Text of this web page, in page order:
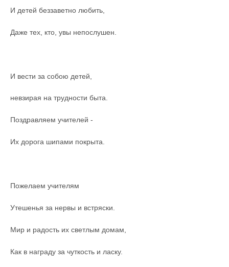
И детей беззаветно любить,
Даже тех, кто, увы непослушен.
И вести за собою детей,
невзирая на трудности быта.
Поздравляем учителей -
Их дорога шипами покрыта.
Пожелаем учителям
Утешенья за нервы и встряски.
Мир и радость их светлым домам,
Как в награду за чуткость и ласку.